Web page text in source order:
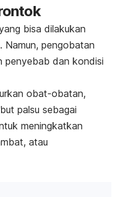
bisa dilakukan
. Namun, pengobatan
penyebab dan kondisi
obat-obatan,
palsu sebagai
meningkatkan
atau